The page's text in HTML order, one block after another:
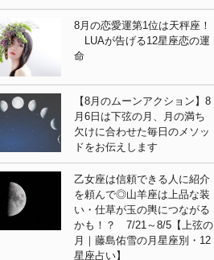
8月の恋愛運第1位は天秤座！
LUAが告げる12星座恋の運
命
【8月のムーンアクション】8
月6日は下弦の月、月の満ち
欠けに合わせた毎日のメソッ
ドをお伝えします
乙女座は信頼できる人に紹介
を頼んで◎山羊座は上品な装
い・仕草が玉の輿につながる
かも！？ 7/21～8/5【上弦の
月｜藤島佑雪の月星座別・12
星座占い】